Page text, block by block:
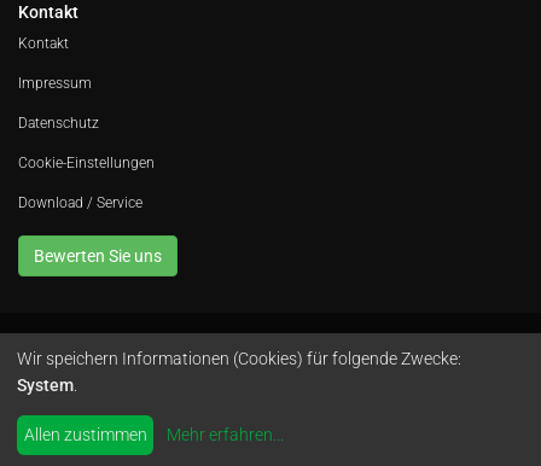
Kontakt
Kontakt
Impressum
Datenschutz
Cookie-Einstellungen
Download / Service
Bewerten Sie uns
Avola GmbH • In der Fleute 52 • 42389 Wuppertal • Telefon 0202 260 666 0
Instagram
Wir speichern Informationen (Cookies) für folgende Zwecke:
System
Allen zustimmen Mehr erfahren...